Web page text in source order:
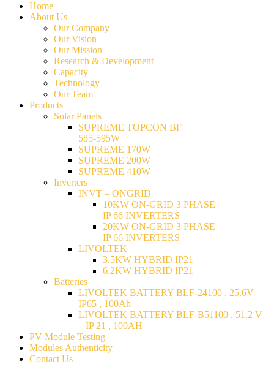
Home
About Us
Our Company
Our Vision
Our Mission
Research & Development
Capacity
Technology
Our Team
Products
Solar Panels
SUPREME TOPCON BF
585-595W
SUPREME 170W
SUPREME 200W
SUPREME 410W
Inverters
INVT – ONGRID
10KW ON-GRID 3 PHASE
IP 66 INVERTERS
20KW ON-GRID 3 PHASE
IP 66 INVERTERS
LIVOLTEK
3.5KW HYBRID IP21
6.2KW HYBRID IP21
Batteries
LIVOLTEK BATTERY BLF-24100 , 25.6V –
IP65 , 100Ah
LIVOLTEK BATTERY BLF-B51100 , 51.2 V
– IP 21 , 100AH
PV Module Testing
Modules Authenticity
Contact Us